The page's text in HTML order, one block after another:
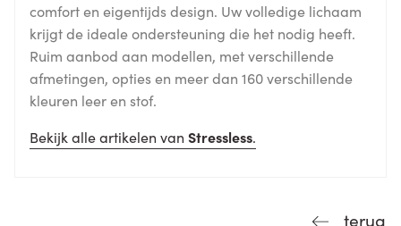
comfort en eigentijds design. Uw volledige lichaam
krijgt de ideale ondersteuning die het nodig heeft.
Ruim aanbod aan modellen, met verschillende
afmetingen, opties en meer dan 160 verschillende
kleuren leer en stof.
Bekijk alle artikelen van Stressless.
terug